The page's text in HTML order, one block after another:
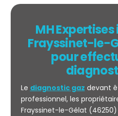
MH
Frayssinet-le-
pour
Le diagnostic gaz devant
professionnel, les
Frayssinet-le-Gélat